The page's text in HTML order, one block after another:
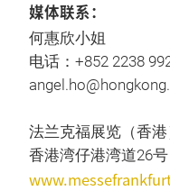
媒体联系：
何惠欣小姐
电话：+852 2238
法兰克福展览（香港
香港湾仔港湾道26号